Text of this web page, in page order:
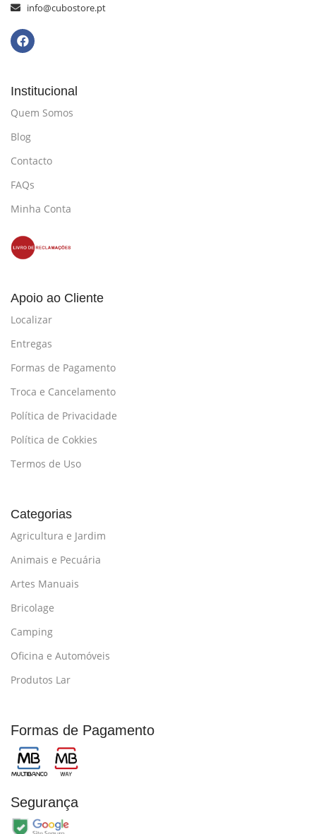
info@cubostore.pt
Institucional
Quem Somos
Blog
Contacto
FAQs
Minha Conta
Apoio ao Cliente
Localizar
Entregas
Formas de Pagamento
Troca e Cancelamento
Política de Privacidade
Política de Cokkies
Termos de Uso
Categorias
Agricultura e Jardim
Animais e Pecuária
Artes Manuais
Bricolage
Camping
Oficina e Automóveis
Produtos Lar
Formas de Pagamento
Segurança